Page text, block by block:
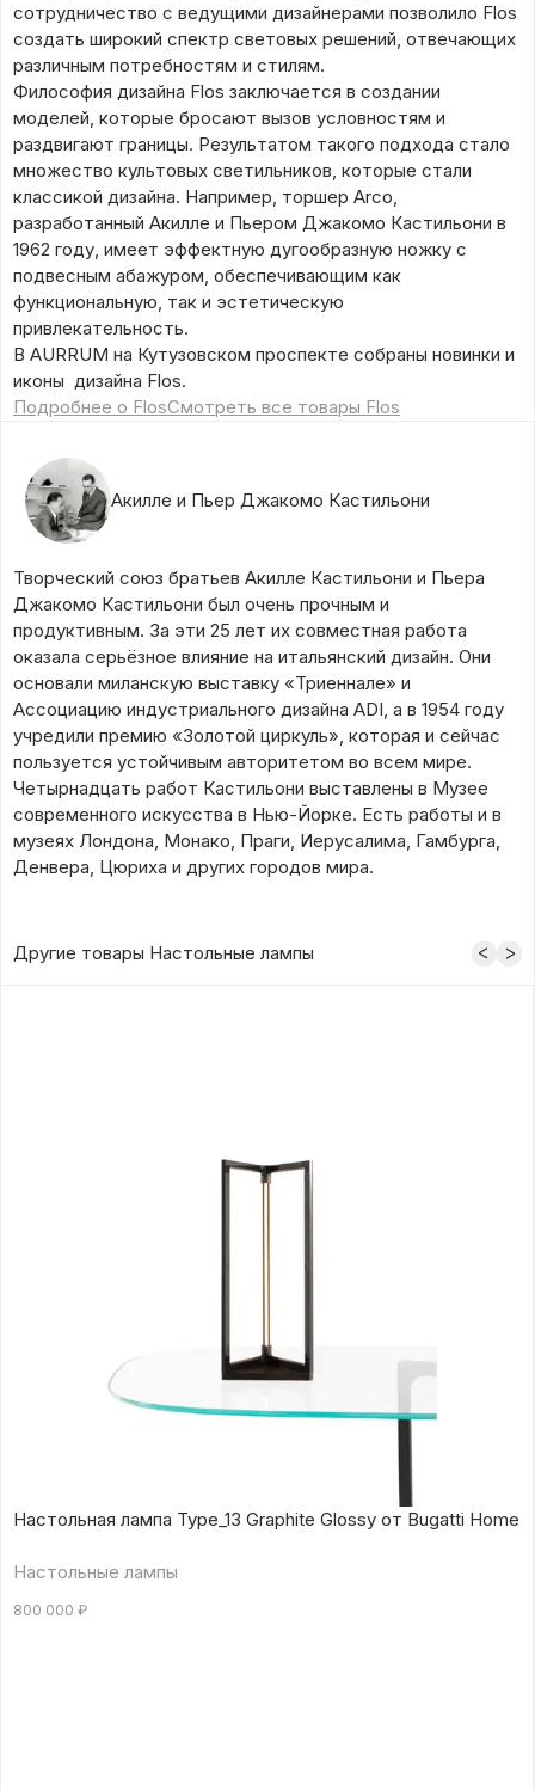
сотрудничество с ведущими дизайнерами позволило Flos
создать широкий спектр световых решений, отвечающих
различным потребностям и стилям.
Философия дизайна Flos заключается в создании
моделей, которые бросают вызов условностям и
раздвигают границы. Результатом такого подхода стало
множество культовых светильников, которые стали
классикой дизайна. Например, торшер Arco,
разработанный Акилле и Пьером Джакомо Кастильони в
1962 году, имеет эффектную дугообразную ножку с
подвесным абажуром, обеспечивающим как
функциональную, так и эстетическую
привлекательность.
В AURRUM на Кутузовском проспекте собраны новинки и
иконы дизайна Flos.
Подробнее о FlosСмотреть все товары Flos
Акилле и Пьер Джакомо Кастильони
Творческий союз братьев Акилле Кастильони и Пьера
Джакомо Кастильони был очень прочным и
продуктивным. За эти 25 лет их совместная работа
оказала серьёзное влияние на итальянский дизайн. Они
основали миланскую выставку «Триеннале» и
Ассоциацию индустриального дизайна АDI, а в 1954 году
учредили премию «Золотой циркуль», которая и сейчас
пользуется устойчивым авторитетом во всем мире.
Четырнадцать работ Кастильони выставлены в Музее
современного искусства в Нью-Йорке. Есть работы и в
музеях Лондона, Монако, Праги, Иерусалима, Гамбурга,
Денвера, Цюриха и других городов мира.
Другие товары Настольные лампы
Настольная лампа Type_13 Graphite Glossy от Bugatti Home
Настольные лампы
800 000 ₽